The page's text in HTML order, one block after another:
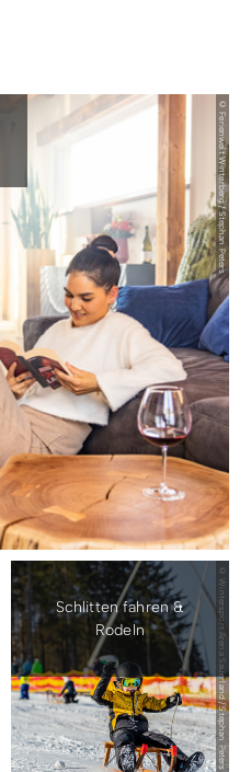
© Ferienwelt Winterberg / Stephan Peters
© Wintersport Arena Sauerland / Stephan Peters
Schlitten fahren &
Rodeln